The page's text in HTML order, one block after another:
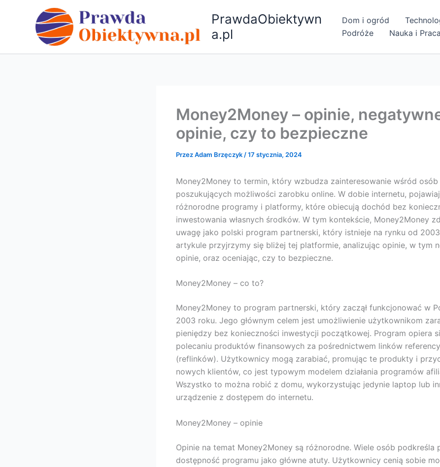
PrawdaObiektywn
a.pl
Dom i ogród
Podróże
Nauka i Praca
Money2Money – opinie,
opinie, czy to bezpieczne
PrzezAdam Brzęczyk /17 stycznia, 2024
Money2Money to termin, który wzbudza zainteresowanie wśród osób
poszukujących możliwości zarobku online. W dobie internetu,
różnorodne programy i platformy, które obiecują dochód bez
inwestowania własnych środków. W tym kontekście, Money2Money
uwagę jako polski program partnerski, który istnieje na rynku od
artykule przyjrzymy się bliżej tej platformie, analizując opinie, w tym
opinie, oraz oceniając, czy to bezpieczne.
Money2Money – co to?
Money2Money to program partnerski, który zaczął funkcjonować w
2003 roku. Jego głównym celem jest umożliwienie użytkownikom
pieniędzy bez konieczności inwestycji początkowej. Program opiera
polecaniu produktów finansowych za pośrednictwem linków
(reflinków). Użytkownicy mogą zarabiać, promując te produkty i
nowych klientów, co jest typowym modelem działania programów
Wszystko to można robić z domu, wykorzystując jedynie laptop lub
urządzenie z dostępem do internetu.
Money2Money – opinie
Opinie na temat Money2Money są różnorodne. Wiele osób podkreśla
dostępność programu jako główne atuty. Użytkownicy cenią sobie